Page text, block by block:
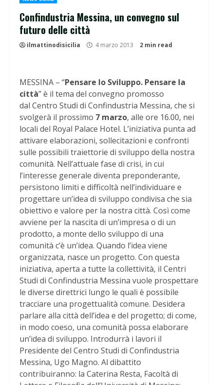
Confindustria Messina, un convegno sul
futuro delle città
ilmattinodisicilia 4 marzo 2013 2 min read
MESSINA – “Pensare lo Sviluppo. Pensare la
città” è il tema del convegno promosso
dal Centro Studi di Confindustria Messina, che si
svolgerà il prossimo 7 marzo, alle ore 16.00, nei
locali del Royal Palace Hotel. L’iniziativa punta ad
attivare elaborazioni, sollecitazioni e confronti
sulle possibili traiettorie di sviluppo della nostra
comunità. Nell’attuale fase di crisi, in cui
l’interesse generale diventa preponderante,
persistono limiti e difficoltà nell’individuare e
progettare un’idea di sviluppo condivisa che sia
obiettivo e valore per la nostra città. Così come
avviene per la nascita di un’impresa o di un
prodotto, a monte dello sviluppo di una
comunità c’è un’idea. Quando l’idea viene
organizzata, nasce un progetto. Con questa
iniziativa, aperta a tutte la collettività, il Centri
Studi di Confindustria Messina vuole prospettare
le diverse direttrici lungo le quali è possibile
tracciare una progettualità comune. Desidera
parlare alla città dell’idea e del progetto; di come,
in modo coeso, una comunità possa elaborare
un’idea di sviluppo. Introdurrà i lavori il
Presidente del Centro Studi di Confindustria
Messina, Ugo Magno. Al dibattito
contribuiranno: la Caterina Resta, Facoltà di